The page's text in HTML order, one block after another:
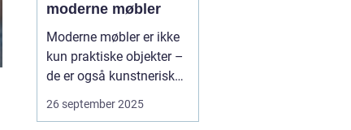
moderne møbler
Moderne møbler er ikke
kun praktiske objekter –
de er også kunstneriske
udtryk, der afspejler
tidens æstetik og kultur.
26 september 2025